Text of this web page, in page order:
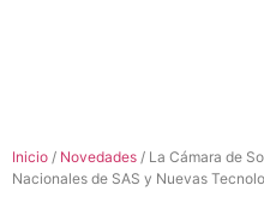
Inicio / Novedades / La Cámara de
Nacionales de SAS y Nuevas